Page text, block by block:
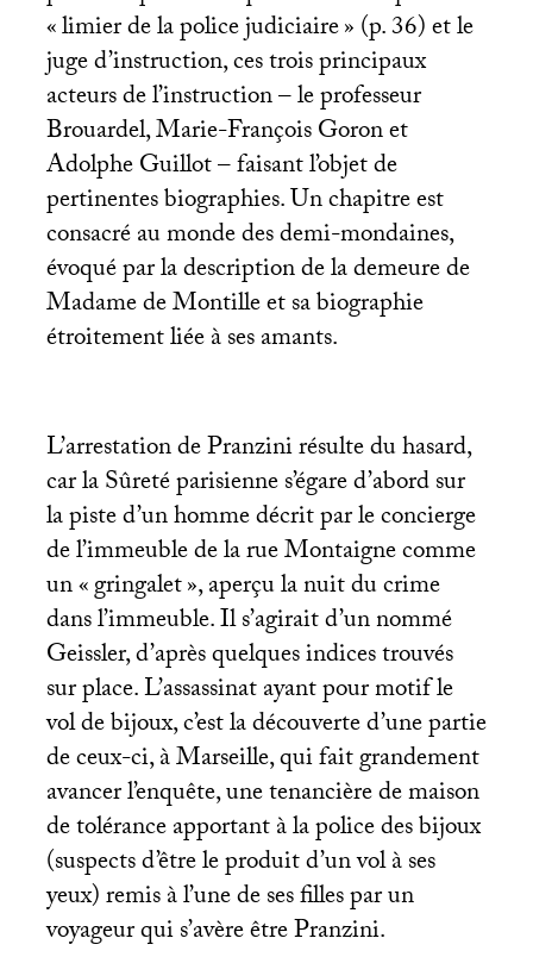
«limier de la police judiciaire» (p. 36) et le
juge d’instruction, ces trois principaux
acteurs de l’instruction – le professeur
Brouardel, Marie-François Goron et
Adolphe Guillot – faisant l’objet de
pertinentes biographies. Un chapitre est
consacré au monde des demi-mondaines,
évoqué par la description de la demeure de
Madame de Montille et sa biographie
étroitement liée à ses amants.
L’arrestation de Pranzini résulte du hasard,
car la Sûreté parisienne s’égare d’abord sur
la piste d’un homme décrit par le concierge
de l’immeuble de la rue Montaigne comme
un «gringalet», aperçu la nuit du crime
dans l’immeuble. Il s’agirait d’un nommé
Geissler, d’après quelques indices trouvés
sur place. L’assassinat ayant pour motif le
vol de bijoux, c’est la découverte d’une partie
de ceux-ci, à Marseille, qui fait grandement
avancer l’enquête, une tenancière de maison
de tolérance apportant à la police des bijoux
(suspects d’être le produit d’un vol à ses
yeux) remis à l’une de ses filles par un
voyageur qui s’avère être Pranzini.